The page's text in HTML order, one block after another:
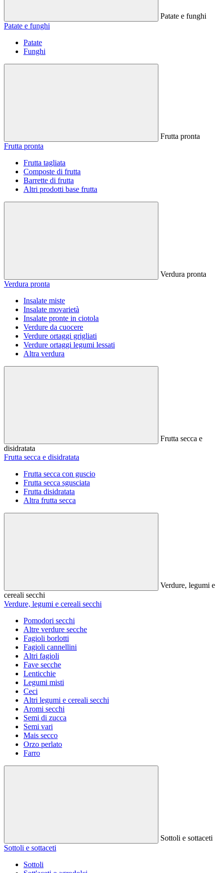
Patate e funghi
Patate e funghi
Patate
Funghi
Frutta pronta
Frutta pronta
Frutta tagliata
Composte di frutta
Barrette di frutta
Altri prodotti base frutta
Verdura pronta
Verdura pronta
Insalate miste
Insalate movarietà
Insalate pronte in ciotola
Verdure da cuocere
Verdure ortaggi grigliati
Verdure ortaggi legumi lessati
Altra verdura
Frutta secca e
disidratata
Frutta secca e disidratata
Frutta secca con guscio
Frutta secca sgusciata
Frutta disidratata
Altra frutta secca
Verdure, legumi e
cereali secchi
Verdure, legumi e cereali secchi
Pomodori secchi
Altre verdure secche
Fagioli borlotti
Fagioli cannellini
Altri fagioli
Fave secche
Lenticchie
Legumi misti
Ceci
Altri legumi e cereali secchi
Aromi secchi
Semi di zucca
Semi vari
Mais secco
Orzo perlato
Farro
Sottoli e sottaceti
Sottoli e sottaceti
Sottoli